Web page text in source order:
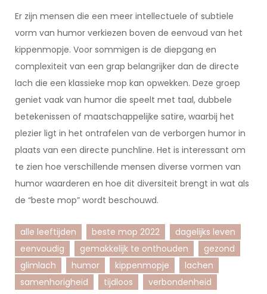
Er zijn mensen die een meer intellectuele of subtiele
vorm van humor verkiezen boven de eenvoud van het
kippenmopje. Voor sommigen is de diepgang en
complexiteit van een grap belangrijker dan de directe
lach die een klassieke mop kan opwekken. Deze groep
geniet vaak van humor die speelt met taal, dubbele
betekenissen of maatschappelijke satire, waarbij het
plezier ligt in het ontrafelen van de verborgen humor in
plaats van een directe punchline. Het is interessant om
te zien hoe verschillende mensen diverse vormen van
humor waarderen en hoe dit diversiteit brengt in wat als
de “beste mop” wordt beschouwd.
alle leeftijden beste mop 2022
dagelijks leven
eenvoudig
gemakkelijk te onthouden
gezond
glimlach
humor kippenmopje
lachen
samenhorigheid
tijdloos verbondenheid